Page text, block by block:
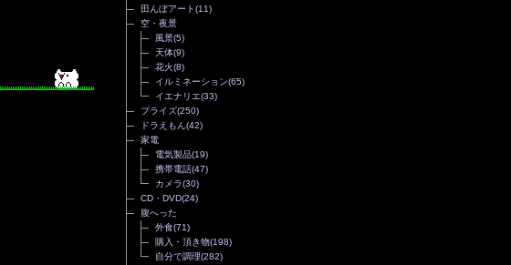
田んぼアート(11)
空・夜景
風景(5)
天体(9)
花火(8)
イルミネーション(65)
イエナリエ(33)
プライズ(250)
ドラえもん(42)
家電
電気製品(19)
携帯電話(47)
カメラ(30)
CD・DVD(24)
腹へった
外食(71)
購入・頂き物(198)
自分で調理(282)